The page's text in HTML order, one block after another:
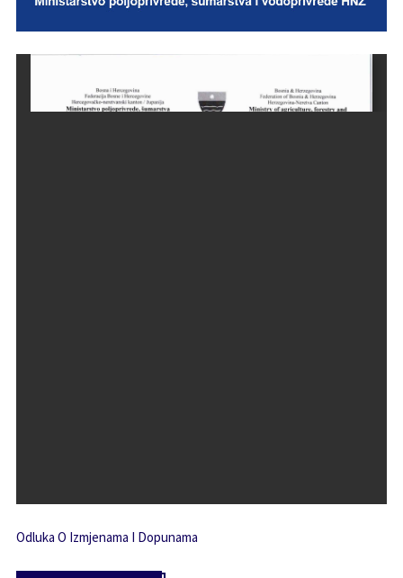
Odluka O Izmjenama I Dopunama